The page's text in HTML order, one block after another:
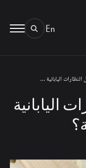
En
ما الذي يجعل النظارات اليابانية جيدة للغاية؟
اليابانية
BOOK